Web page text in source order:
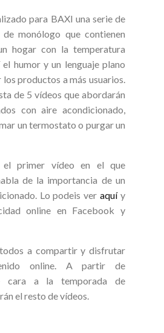
para BAXI una serie de
monólogo que contienen
hogar con la temperatura
el humor y un lenguaje plano
productos a más usuarios.
de 5 vídeos que abordarán
con aire acondicionado,
un termostato o purgar un
el primer vídeo en el que
de la importancia de un
Lo podeis veraquíy
online en Facebook y
a compartir y disfrutar
online. A partir de
cara a la temporada de
el resto de vídeos.